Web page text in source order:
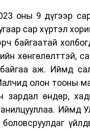
оны 9 дүгээр
сар хүртэл
байгаатай
хөнгөлөлттэй,
аж. Иймд
олон тооны
зардал өндөр,
Иймд